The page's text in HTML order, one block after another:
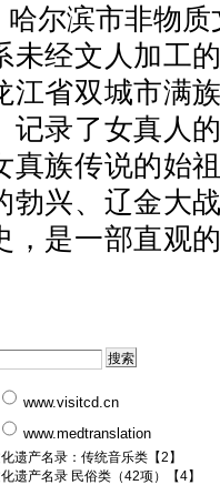
滨市非物质
经文人加工的
江省双城市满
记录了女真人
真族传说的始
勃兴、辽金大
，是一部直观
www.visitcd.cn
www.medtranslation
遗产名录：传统音乐类【2】
遗产名录 民俗类（42项）【4】